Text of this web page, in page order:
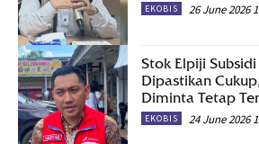
EKOBIS 26 June 2026
Stok Elpiji
Dipastikan
Diminta Tetap
EKOBIS 24 June 2026